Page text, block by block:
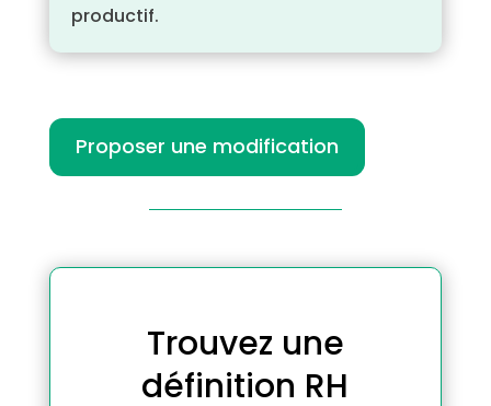
productif.
Proposer une modification
Trouvez une
définition RH